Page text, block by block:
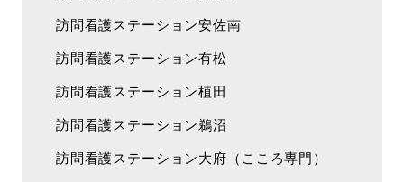
訪問看護ステーション安佐南
訪問看護ステーション有松
訪問看護ステーション植田
訪問看護ステーション鵜沼
訪問看護ステーション大府（こころ専門）